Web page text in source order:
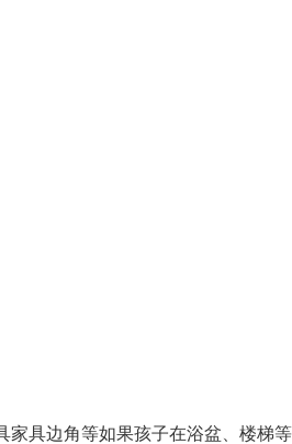
具边角等如果孩子在浴盆、楼梯